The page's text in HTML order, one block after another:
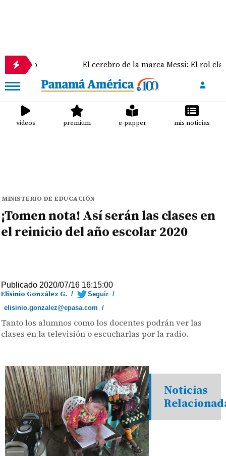
El cerebro de la marca Messi: El rol clave de
videos premium e-papper mis noticias
MINISTERIO DE EDUCACIÓN
¡Tomen nota! Así serán las clases en
el reinicio del año escolar 2020
Publicado 2020/07/16 16:15:00
Elisinio González G. / Seguir /
elisinio.gonzalez@epasa.com /
Tanto los alumnos como los docentes podrán ver las
clases en la televisión o escucharlas por la radio.
Noticias